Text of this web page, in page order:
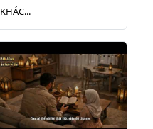
KHÁC...